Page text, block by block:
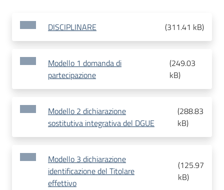
DISCIPLINARE (311.41 kB)
Modello 1 domanda di
partecipazione
(249.03
kB)
Modello 2 dichiarazione
sostitutiva integrativa del DGUE
(288.83
kB)
Modello 3 dichiarazione
identificazione del Titolare
effettivo
(125.97
kB)